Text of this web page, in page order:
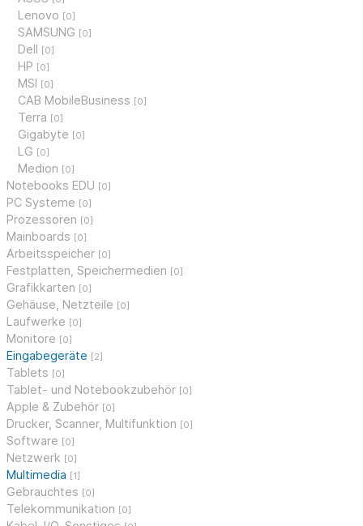
Lenovo [0]
SAMSUNG [0]
Dell [0]
HP [0]
MSI [0]
CAB MobileBusiness [0]
Terra [0]
Gigabyte [0]
LG [0]
Medion [0]
Notebooks EDU [0]
PC Systeme [0]
Prozessoren [0]
Mainboards [0]
Arbeitsspeicher [0]
Festplatten, Speichermedien [0]
Grafikkarten [0]
Gehäuse, Netzteile [0]
Laufwerke [0]
Monitore [0]
Eingabegeräte [2]
Tablets [0]
Tablet- und Notebookzubehör [0]
Apple & Zubehör [0]
Drucker, Scanner, Multifunktion [0]
Software [0]
Netzwerk [0]
Multimedia [1]
Gebrauchtes [0]
Telekommunikation [0]